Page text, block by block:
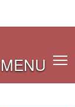
MENU